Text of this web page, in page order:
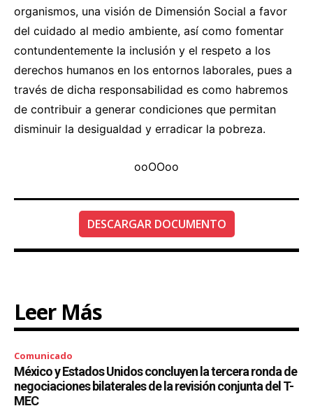
organismos, una visión de Dimensión Social a favor
del cuidado al medio ambiente, así como fomentar
contundentemente la inclusión y el respeto a los
derechos humanos en los entornos laborales, pues a
través de dicha responsabilidad es como habremos
de contribuir a generar condiciones que permitan
disminuir la desigualdad y erradicar la pobreza.
ooOOoo
DESCARGAR DOCUMENTO
Leer Más
Comunicado
México y Estados Unidos concluyen la tercera ronda de
negociaciones bilaterales de la revisión conjunta del T-
MEC